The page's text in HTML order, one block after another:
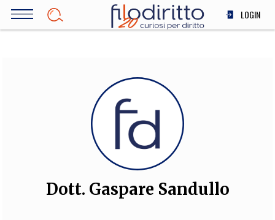
Salta
LOGIN
SOCIETÀ
MEDICINA
SCIENZA
STORIA E FILOSOFIA
INNOVAZIONE
ALTRO
Dott. Gaspare Sandullo